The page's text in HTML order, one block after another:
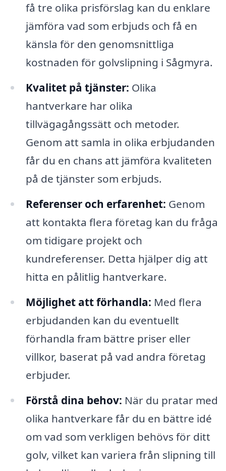
få tre olika prisförslag kan du enklare
jämföra vad som erbjuds och få en
känsla för den genomsnittliga
kostnaden för golvslipning i Sågmyra.
Kvalitet på tjänster: Olika
hantverkare har olika
tillvägagångssätt och metoder.
Genom att samla in olika erbjudanden
får du en chans att jämföra kvaliteten
på de tjänster som erbjuds.
Referenser och erfarenhet: Genom
att kontakta flera företag kan du fråga
om tidigare projekt och
kundreferenser. Detta hjälper dig att
hitta en pålitlig hantverkare.
Möjlighet att förhandla: Med flera
erbjudanden kan du eventuellt
förhandla fram bättre priser eller
villkor, baserat på vad andra företag
erbjuder.
Förstå dina behov: När du pratar med
olika hantverkare får du en bättre idé
om vad som verkligen behövs för ditt
golv, vilket kan variera från slipning till